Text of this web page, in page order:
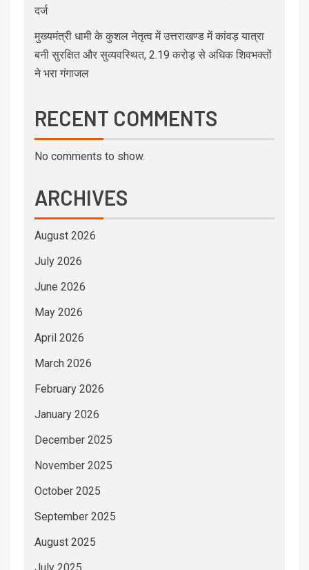
दर्ज
मुख्यमंत्री धामी के कुशल नेतृत्व में उत्तराखण्ड में कांवड़ यात्रा
बनी सुरक्षित और सुव्यवस्थित, 2.19 करोड़ से अधिक शिवभक्तों
ने भरा गंगाजल
RECENT COMMENTS
No comments to show.
ARCHIVES
August 2026
July 2026
June 2026
May 2026
April 2026
March 2026
February 2026
January 2026
December 2025
November 2025
October 2025
September 2025
August 2025